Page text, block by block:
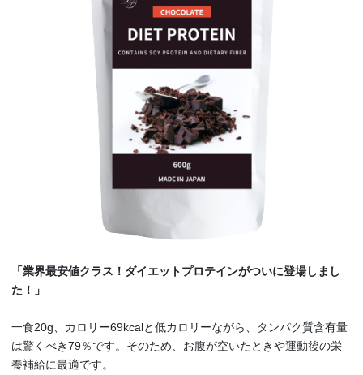
「業界最安値クラス！ダイエットプロテインがついに登場しまし
た！」
一食20g、カロリー69kcalと低カロリーながら、タンパク質含有量
は驚くべき79％です。そのため、お腹が空いたときや運動後の栄
養補給に最適です。